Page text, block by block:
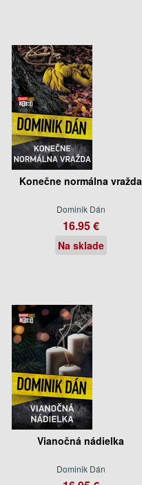
Konečne normálna vražda
Dominik Dán
16.95 €
Na sklade
Vianočná nádielka
Dominik Dán